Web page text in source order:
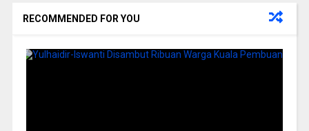
RECOMMENDED FOR YOU